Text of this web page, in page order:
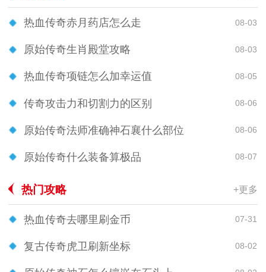
热血传奇赤月药店怎么走 08-03
原始传奇生肖殿堂攻略 08-03
热血传奇项链怎么加幸运值 08-05
传奇攻击力和切割力的区别 08-06
原始传奇法师准确神石襄什么部位 08-06
原始传奇什么装备算极品 08-07
热门攻略 +更多
热血传奇去哪里刷金币 07-31
复古传奇虎卫刷新坐标 08-02